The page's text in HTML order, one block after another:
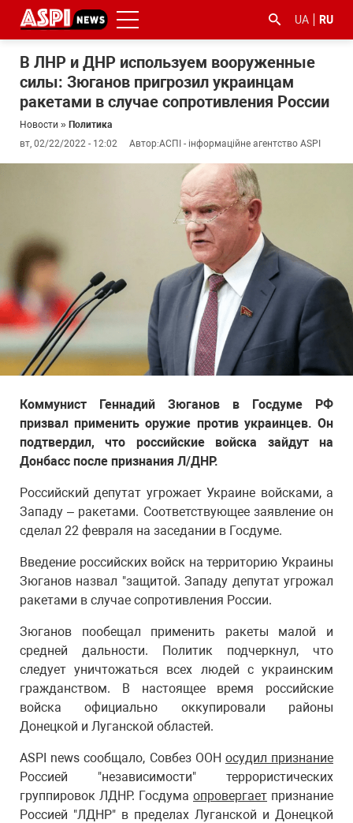
UA RU
В ЛНР и ДНР используем вооруженные
силы: Зюганов пригрозил украинцам
ракетами в случае сопротивления России
Новости » Политика
вт, 02/22/2022 - 12:02
Автор:АСПІ - інформаційне агентство ASPI
Коммунист Геннадий Зюганов в Госдуме РФ
призвал применить оружие против украинцев. Он
подтвердил, что российские войска зайдут на
Донбасс после признания Л/ДНР.
Российский депутат угрожает Украине войсками, а
Западу – ракетами. Соответствующее заявление он
сделал 22 февраля на заседании в Госдуме.
Введение российских войск на территорию Украины
Зюганов назвал "защитой. Западу депутат угрожал
ракетами в случае сопротивления России.
Зюганов пообещал применить ракеты малой и
средней дальности. Политик подчеркнул, что
следует уничтожаться всех людей с украинским
гражданством. В настоящее время российские
войска официально оккупировали районы
Донецкой и Луганской областей.
ASPI news сообщало, Совбез ООН осудил признание
Россией "независимости" террористических
группировок ЛДНР. Госдума опровергает признание
Россией "ЛДНР" в пределах Луганской и Донецкой
#Киев #коронавірус